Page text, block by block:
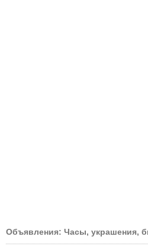
Объявления: Часы, украшения,